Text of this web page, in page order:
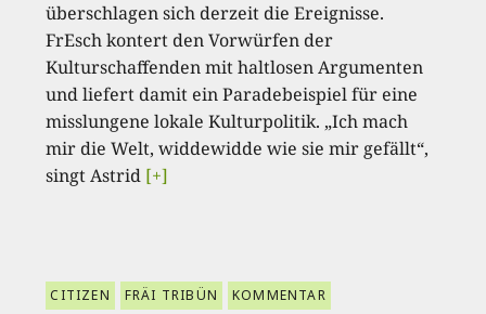
überschlagen sich derzeit die Ereignisse.
FrEsch kontert den Vorwürfen der
Kulturschaffenden mit haltlosen Argumenten
und liefert damit ein Paradebeispiel für eine
misslungene lokale Kulturpolitik. „Ich mach
mir die Welt, widdewidde wie sie mir gefällt“,
singt Astrid [+]
CITIZEN FRÄI TRIBÜN KOMMENTAR